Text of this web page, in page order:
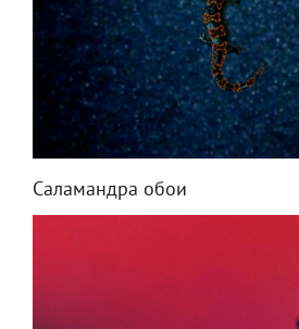
Саламандра обои